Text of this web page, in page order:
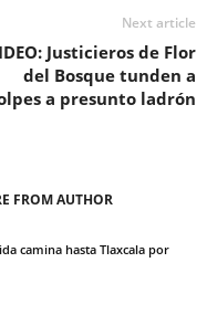
Next article
Justicieros de Flor
del Bosque tunden a
a presunto ladrón
FROM AUTHOR
camina hasta Tlaxcala por